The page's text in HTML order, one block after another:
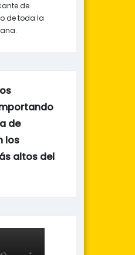
de
de toda la
de
los
altos del